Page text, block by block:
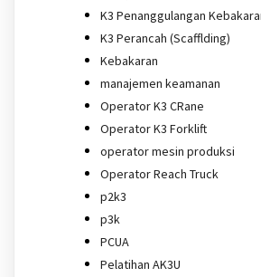
K3 Penanggulangan
K3 Perancah (Scafflding)
Kebakaran
manajemen keamanan
Operator K3 CRane
Operator K3 Forklift
operator mesin produksi
Operator Reach Truck
p2k3
p3k
PCUA
Pelatihan AK3U